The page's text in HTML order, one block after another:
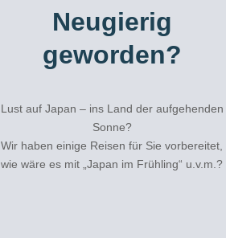
Neugierig
geworden?
Lust auf Japan – ins Land der aufgehenden
Sonne?
Wir haben einige Reisen für Sie vorbereitet,
wie wäre es mit „Japan im Frühling“ u.v.m.?